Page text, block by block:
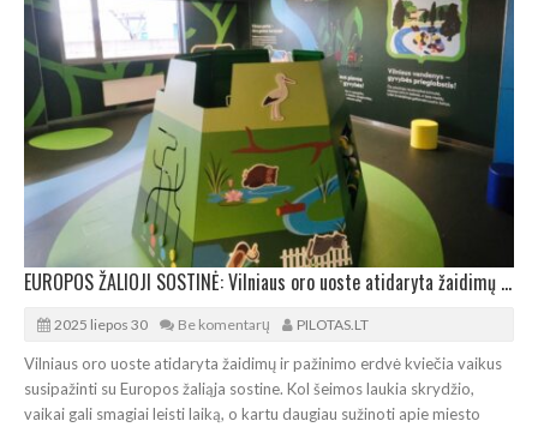
EUROPOS ŽALIOJI SOSTINĖ: Vilniaus oro uoste atidaryta žaidimų ir pažinimo erdvė vaikams
2025 liepos 30 Be komentarų PILOTAS.LT
Vilniaus oro uoste atidaryta žaidimų ir pažinimo erdvė kviečia vaikus
susipažinti su Europos žaliąja sostine. Kol šeimos laukia skrydžio,
vaikai gali smagiai leisti laiką, o kartu daugiau sužinoti apie miesto